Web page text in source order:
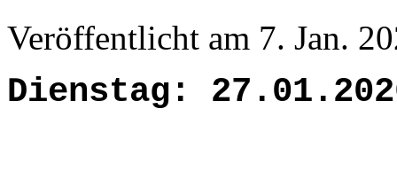
Veröffentlicht am 7. Jan.
Dienstag: